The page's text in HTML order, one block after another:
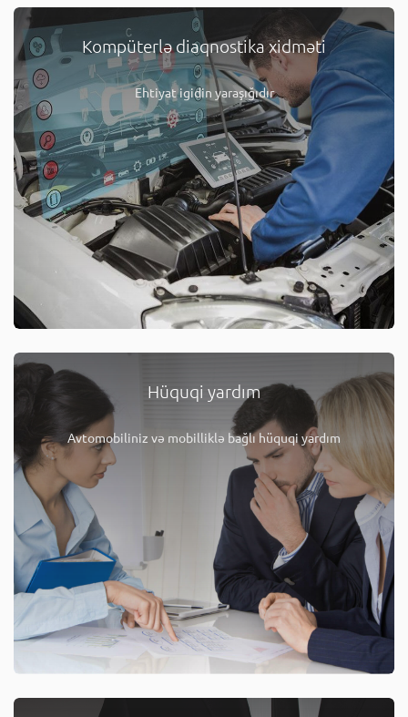
Kompüterlə diaqnostika xidməti
Ehtiyat igidin yaraşığıdır
Hüquqi yardım
Avtomobiliniz və mobilliklə bağlı hüquqi yardım